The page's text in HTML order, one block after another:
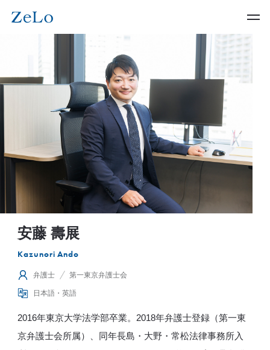
安藤 壽展
Kazunori Ando
弁護士 第一東京弁護士会
日本語・英語
2016年東京大学法学部卒業。2018年弁護士登録（第一東
京弁護士会所属）、同年長島・大野・常松法律事務所入